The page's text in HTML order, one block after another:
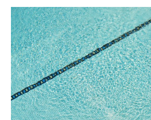
ÉLÉGANCE,
ROBUSTESSE
ET
PERSONNALISATION
POUR
VOS
SOLS
EXTÉRIEURS